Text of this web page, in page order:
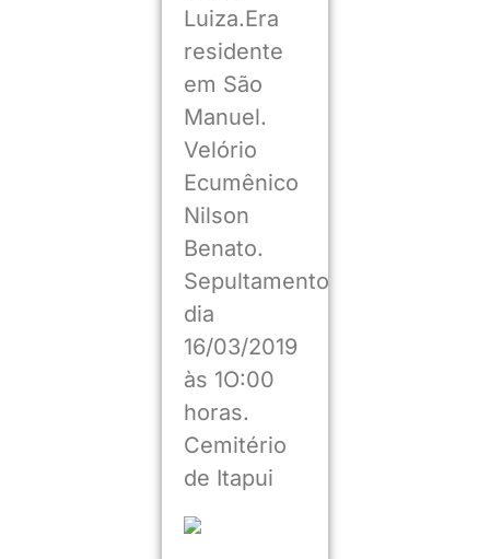
Luiza.Era
residente
em São
Manuel.
Velório
Ecumênico
Nilson
Benato.
Sepultamento
dia
16/03/2019
às 1O:00
horas.
Cemitério
de Itapui